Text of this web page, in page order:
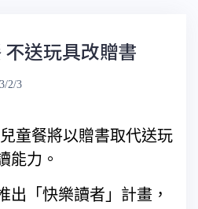
送玩具改贈書
2/3
童餐將以贈書取代送玩
能力。
出「快樂讀者」計畫，